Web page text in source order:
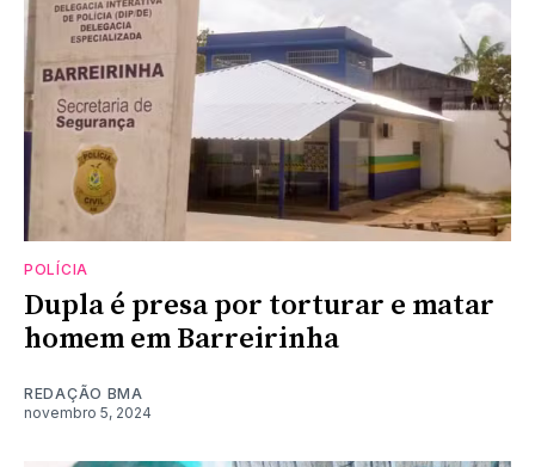
POLÍCIA
Dupla é presa por torturar e matar
homem em Barreirinha
REDAÇÃO BMA
novembro 5, 2024